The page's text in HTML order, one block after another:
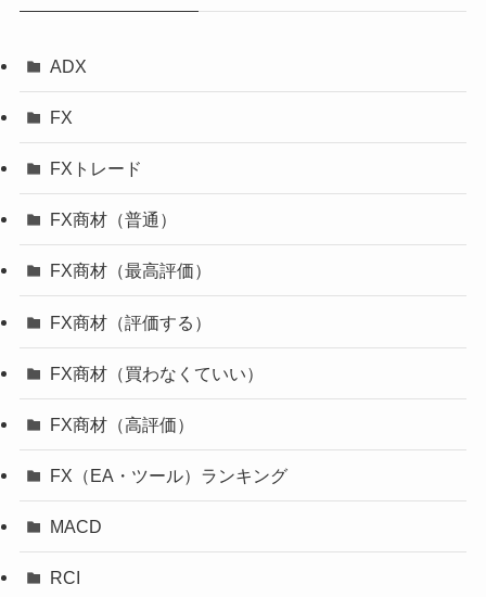
ADX
FX
FXトレード
FX商材（普通）
FX商材（最高評価）
FX商材（評価する）
FX商材（買わなくていい）
FX商材（高評価）
FX（EA・ツール）ランキング
MACD
RCI